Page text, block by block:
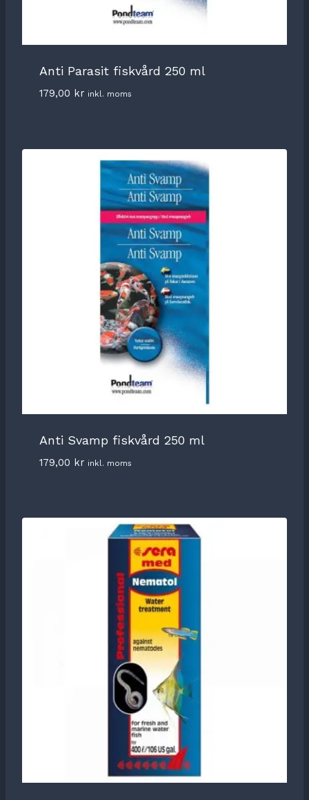
Anti Parasit fiskvård 250 ml
179,00 kr inkl. moms
Anti Svamp fiskvård 250 ml
179,00 kr inkl. moms